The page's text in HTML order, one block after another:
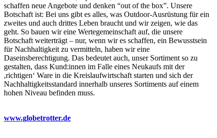
schaffen neue Angebote und denken “out of the box”. Unsere
Botschaft ist: Bei uns gibt es alles, was Outdoor-Ausrüstung für ein
zweites und auch drittes Leben braucht und wir zeigen, wie das
geht. So bauen wir eine Wertegemeinschaft auf, die unsere
Botschaft weiterträgt – nur, wenn wir es schaffen, ein Bewusstsein
für Nachhaltigkeit zu vermitteln, haben wir eine
Daseinsberechtigung. Das bedeutet auch, unser Sortiment so zu
gestalten, dass Kund:innen im Falle eines Neukaufs mit der
,richtigen‘ Ware in die Kreislaufwirtschaft starten und sich der
Nachhaltigkeitsstandard innerhalb unseres Sortiments auf einem
hohen Niveau befinden muss.
www.globetrotter.de